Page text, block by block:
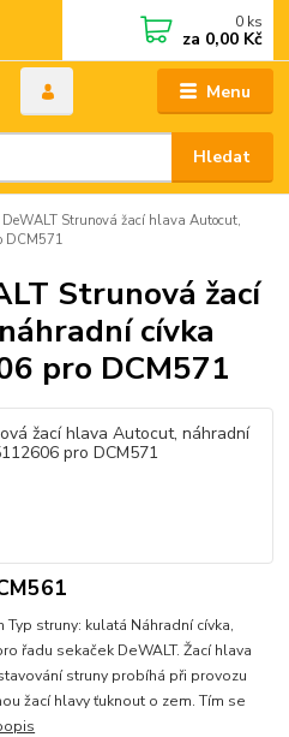
Menu
Hledat
0 ks
za 0,00 Kč
Strunová žací hlava Autocut,
DCM571
Strunová žací
cívka
pro DCM571
struny: kulatá Náhradní cívka,
řadu sekaček DeWALT. Žací hlava
struny probíhá při provozu
žací hlavy ťuknout o zem. Tím se